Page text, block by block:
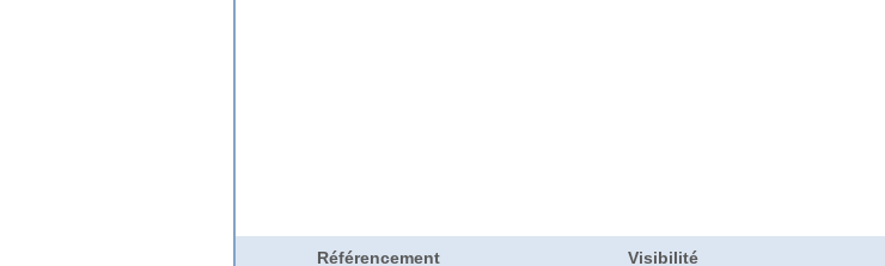
Référencement Visibilité